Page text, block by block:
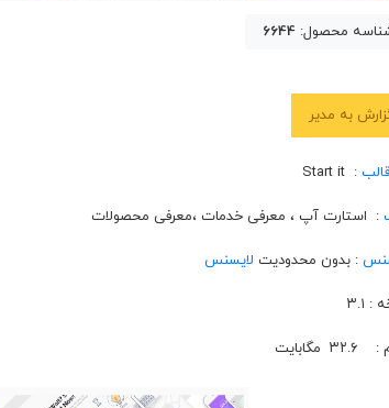
محصول: 6644
به مدیر
قالب : Start it
: استارت آپ ، معرفی خدمات ،‌معرفی محصولات
: بدون محدودیت لایسنس
۳.۱